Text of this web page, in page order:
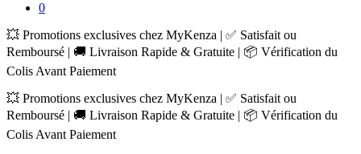
0
💥 Promotions exclusives chez MyKenza | ✅ Satisfait ou
Remboursé | 🚚 Livraison Rapide & Gratuite | 📦 Vérification du
Colis Avant Paiement
💥 Promotions exclusives chez MyKenza | ✅ Satisfait ou
Remboursé | 🚚 Livraison Rapide & Gratuite | 📦 Vérification du
Colis Avant Paiement